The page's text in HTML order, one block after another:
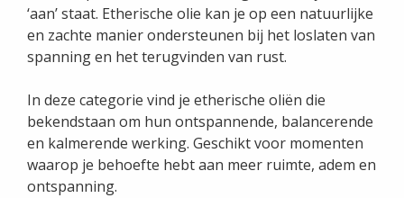
‘aan’ staat. Etherische olie kan je op een natuurlijke
en zachte manier ondersteunen bij het loslaten van
spanning en het terugvinden van rust.
In deze categorie vind je etherische oliën die
bekendstaan om hun ontspannende, balancerende
en kalmerende werking. Geschikt voor momenten
waarop je behoefte hebt aan meer ruimte, adem en
ontspanning.